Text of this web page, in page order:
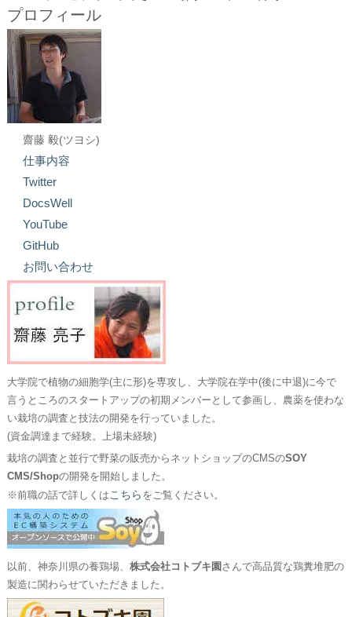
プロフィール
齋藤 毅(ツヨシ)
仕事内容
Twitter
DocsWell
YouTube
GitHub
お問い合わせ
大学院で植物の細胞学(主に形)を専攻し、大学院在学中(後に中退)に今で
言うところのスタートアップの初期メンバーとして参画し、農薬を使わな
い栽培の調査と技法の開発を行っていました。
(資金調達まで経験。上場未経験)
栽培の調査と並行で野菜の販売からネットショップのCMSのSOY
CMS/Shopの開発を開始しました。
※前職の話で詳しくは こちら をご覧ください。
以前、神奈川県の養鶏場、 株式会社コトブキ園 さんで高品質な鶏糞堆肥の
製造に関わらせていただきました。